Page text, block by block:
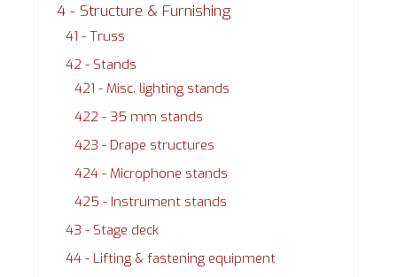
4 - Structure & Furnishing
41 - Truss
42 - Stands
421 - Misc. lighting stands
422 - 35 mm stands
423 - Drape structures
424 - Microphone stands
425 - Instrument stands
43 - Stage deck
44 - Lifting & fastening equipment